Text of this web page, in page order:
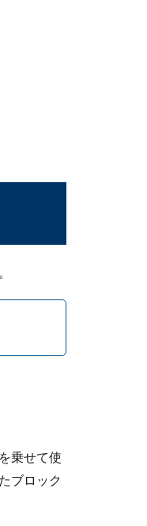
、トイレ
除の方法
その中で
乗せて使
ブロック